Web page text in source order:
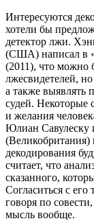
Интересуются
хотели бы
детектор лжи.
(США) написал в
(2011), что можно
лжесвидетелей,
а также выявлять
судей. Некоторые
и желания
Юлиан Савулеску
(Великобритания)
декодирования
считает, что
сказанного,
Согласиться с
говоря по
мысль вообще.